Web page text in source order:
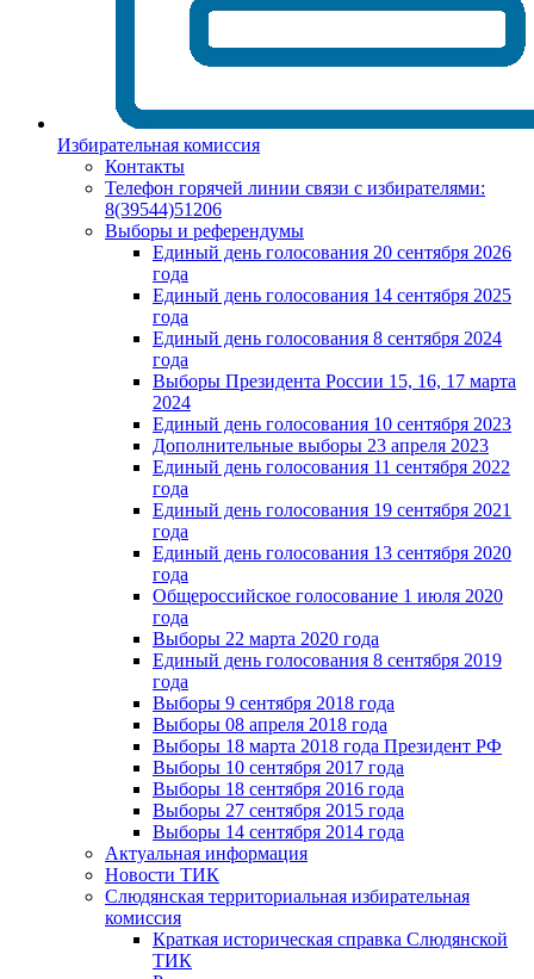
Избирательная комиссия
Контакты
Телефон горячей линии связи с избирателями:
8(39544)51206
Выборы и референдумы
Единый день голосования 20 сентября 2026
года
Единый день голосования 14 сентября 2025
года
Единый день голосования 8 сентября 2024
года
Выборы Президента России 15, 16, 17 марта
2024
Единый день голосования 10 сентября 2023
Дополнительные выборы 23 апреля 2023
Единый день голосования 11 сентября 2022
года
Единый день голосования 19 сентября 2021
года
Единый день голосования 13 сентября 2020
года
Общероссийское голосование 1 июля 2020
года
Выборы 22 марта 2020 года
Единый день голосования 8 сентября 2019
года
Выборы 9 сентября 2018 года
Выборы 08 апреля 2018 года
Выборы 18 марта 2018 года Президент РФ
Выборы 10 сентября 2017 года
Выборы 18 сентября 2016 года
Выборы 27 сентября 2015 года
Выборы 14 сентября 2014 года
Актуальная информация
Новости ТИК
Слюдянская территориальная избирательная
комиссия
Краткая историческая справка Слюдянской
ТИК